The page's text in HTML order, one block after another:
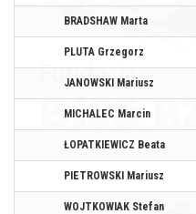
BRADSHAW Marta
PLUTA Grzegorz
JANOWSKI Mariusz
MICHALEC Marcin
ŁOPATKIEWICZ Beata
PIETROWSKI Mariusz
WOJTKOWIAK Stefan